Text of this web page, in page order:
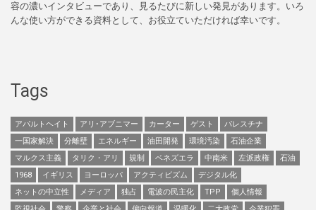
容の濃いインタビューであり、見るたびに新しい発見があります。いろ
んな使い方ができる資料として、お役立ていただければ幸いです。
Tags
アパルトヘイト アリ･アブニマー カーター ゲスト
パレスチナ
一国家解決
分離壁 エネルギー 油田開発 環境汚染
石油企業
マルクス主義
タリク・アリ 規制 ベネズエラ 中南米 左派政権
石油
1968
イギリス ヨーロッパ アクティビズム
デジタル化
ネットの中立性
メディア 独占 電波の民主化 TPP
個人情報